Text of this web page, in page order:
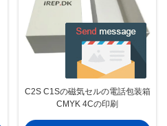
C2S C1Sの磁気セルの電話包装箱
CMYK 4Cの印刷